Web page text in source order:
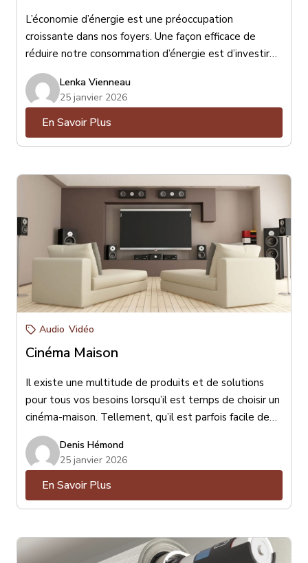
L’économie d’énergie est une préoccupation
croissante dans nos foyers. Une façon efficace de
réduire notre consommation d’énergie est d’investir
dans des stores performants. Les stores peuvent
jouer un rôle important dans l’isolation thermique de
nos maisons, ce qui peut avoir un impact significatif sur
notre consommation d’énergie et nos factures de
chauffage et de climatisation
Lenka Vienneau
25 janvier 2026
En Savoir Plus
Audio Vidéo
Cinéma Maison
Il existe une multitude de produits et de solutions
pour tous vos besoins lorsqu’il est temps de choisir un
cinéma-maison. Tellement, qu’il est parfois facile de
s’y perdre ! Est-ce mieux un téléviseur ou un
projecteur ? Un ensemble de haut-parleurs (encastrés
ou de surface) ou une barre de son ? Petit, moyen ou
gros haut-parleur de sous-grave ? Toutes ces
questions sont essentielles et peuvent être résolues
Denis Hémond
25 janvier 2026
En Savoir Plus